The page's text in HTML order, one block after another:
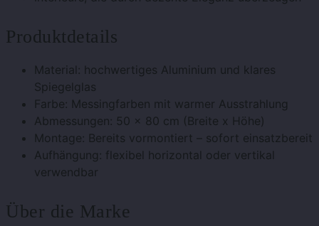
Produktdetails
Material: hochwertiges Aluminium und klares
Spiegelglas
Farbe: Messingfarben mit warmer Ausstrahlung
Abmessungen: 50 x 80 cm (Breite x Höhe)
Montage: Bereits vormontiert – sofort einsatzbereit
Aufhängung: flexibel horizontal oder vertikal
verwendbar
Über die Marke